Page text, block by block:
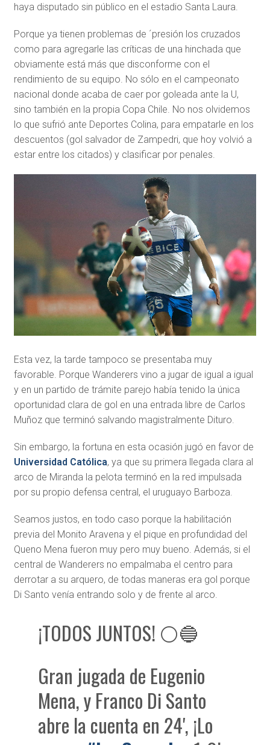
haya disputado sin público en el estadio Santa Laura.
Porque ya tienen problemas de ´presión los cruzados
como para agregarle las críticas de una hinchada que
obviamente está más que disconforme con el
rendimiento de su equipo. No sólo en el campeonato
nacional donde acaba de caer por goleada ante la U,
sino también en la propia Copa Chile. No nos olvidemos
lo que sufrió ante Deportes Colina, para empatarle en los
descuentos (gol salvador de Zampedri, que hoy volvió a
estar entre los citados) y clasificar por penales.
Esta vez, la tarde tampoco se presentaba muy
favorable. Porque Wanderers vino a jugar de igual a igual
y en un partido de trámite parejo había tenido la única
oportunidad clara de gol en una entrada libre de Carlos
Muñoz que terminó salvando magistralmente Dituro.
Sin embargo, la fortuna en esta ocasión jugó en favor de
Universidad Católica, ya que su primera llegada clara al
arco de Miranda la pelota terminó en la red impulsada
por su propio defensa central, el uruguayo Barboza.
Seamos justos, en todo caso porque la habilitación
previa del Monito Aravena y el pique en profundidad del
Queno Mena fueron muy pero muy bueno. Además, si el
central de Wanderers no empalmaba el centro para
derrotar a su arquero, de todas maneras era gol porque
Di Santo venía entrando solo y de frente al arco.
¡TODOS JUNTOS! ⚪🔵
Gran jugada de Eugenio
Mena, y Franco Di Santo
abre la cuenta en 24', ¡Lo